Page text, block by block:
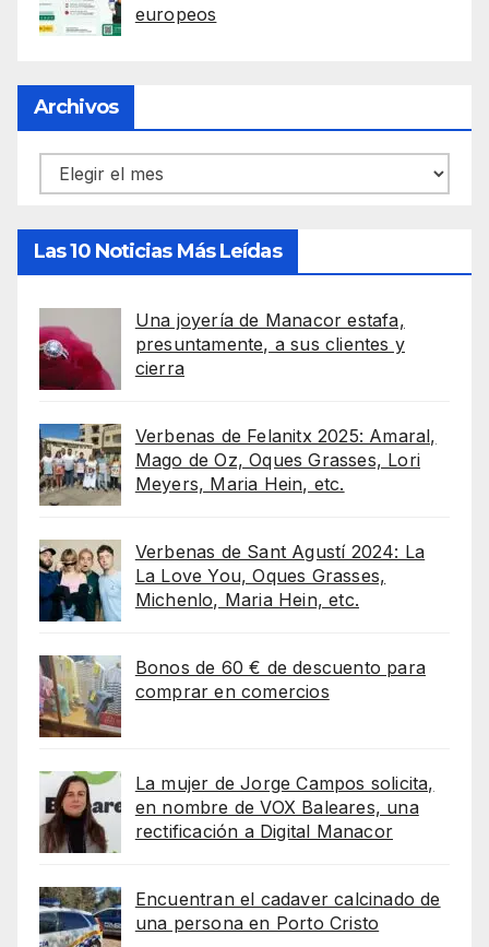
europeos
Archivos
Archivos
Las 10 Noticias Más Leídas
Una joyería de Manacor estafa,
presuntamente, a sus clientes y
cierra
Verbenas de Felanitx 2025: Amaral,
Mago de Oz, Oques Grasses, Lori
Meyers, Maria Hein, etc.
Verbenas de Sant Agustí 2024: La
La Love You, Oques Grasses,
Michenlo, Maria Hein, etc.
Bonos de 60 € de descuento para
comprar en comercios
La mujer de Jorge Campos solicita,
en nombre de VOX Baleares, una
rectificación a Digital Manacor
Encuentran el cadaver calcinado de
una persona en Porto Cristo